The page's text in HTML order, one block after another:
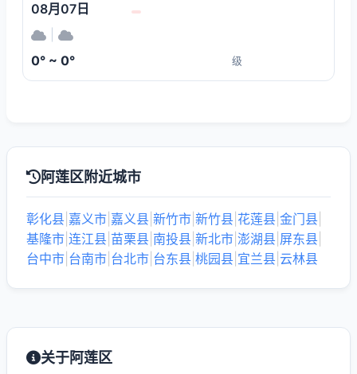
08月07日
0° ~ 0° 级
阿莲区附近城市
彰化县 嘉义市 嘉义县 新竹市 新竹县 花莲县 金门县
基隆市 连江县 苗栗县 南投县 新北市 澎湖县 屏东县
台中市 台南市 台北市 台东县 桃园县 宜兰县 云林县
关于阿莲区